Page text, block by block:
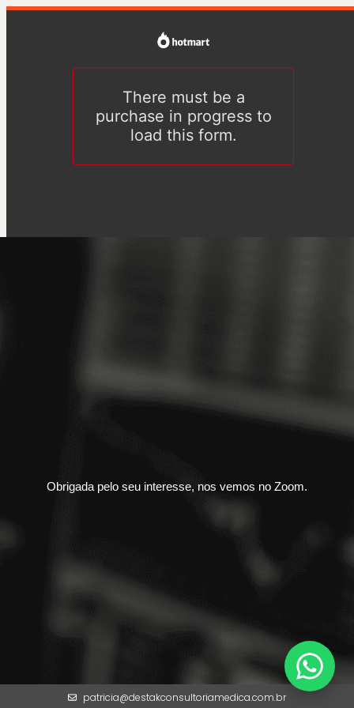
Obrigada pelo seu interesse, nos vemos no Zoom.
patricia@destakconsultoriamedica.com.br